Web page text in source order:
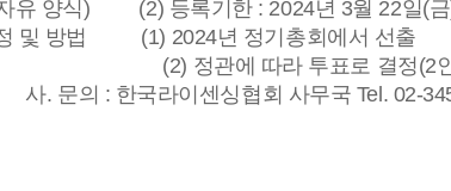
식) (2) 등록기한 : 2024년 3월 22일(금
정 및 방법 (1) 2024년 정기총회에서 선
에 따라 투표로 결정(2인 이상
의 : 한국라이센싱협회 사무국 Tel. 02-